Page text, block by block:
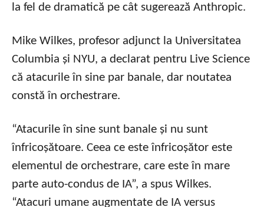
la fel de dramatică pe cât sugerează Anthropic.
Mike Wilkes, profesor adjunct la Universitatea
Columbia și NYU, a declarat pentru Live Science
că atacurile în sine par banale, dar noutatea
constă în orchestrare.
“Atacurile în sine sunt banale și nu sunt
înfricoșătoare. Ceea ce este înfricoșător este
elementul de orchestrare, care este în mare
parte auto-condus de IA”, a spus Wilkes.
“Atacuri umane augmentate de IA versus